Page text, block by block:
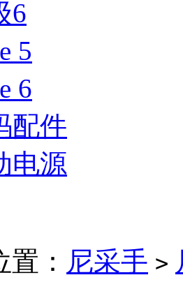
6
5
6
配件
电源
： 尼采手 >